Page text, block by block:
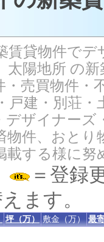
貸物件で
太陽地所 の
売買物件・
戸建・別荘
デザイナー
物件、おと
載する様に努
＝登録
ます。
坪（万） 敷金（万） 最